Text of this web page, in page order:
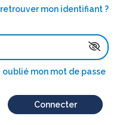
mon identifiant ?
oublié mon mot de passe
Connecter